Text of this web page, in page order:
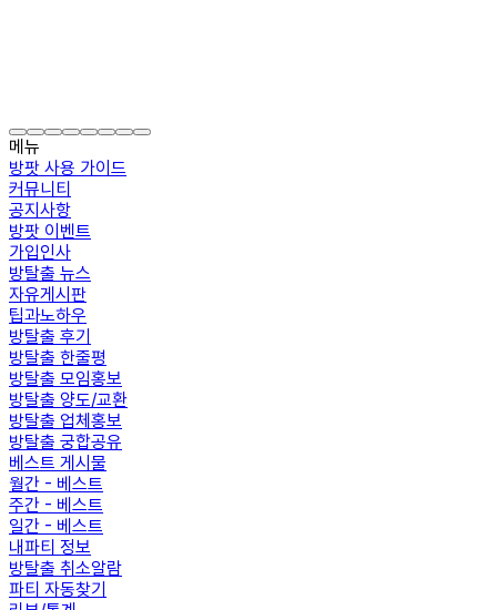
메뉴
방팟 사용 가이드
커뮤니티
공지사항
방팟 이벤트
가입인사
방탈출 뉴스
자유게시판
팁과노하우
방탈출 후기
방탈출 한줄평
방탈출 모임홍보
방탈출 양도/교환
방탈출 업체홍보
방탈출 궁합공유
베스트 게시물
월간 - 베스트
주간 - 베스트
일간 - 베스트
내파티 정보
방탈출 취소알람
파티 자동찾기